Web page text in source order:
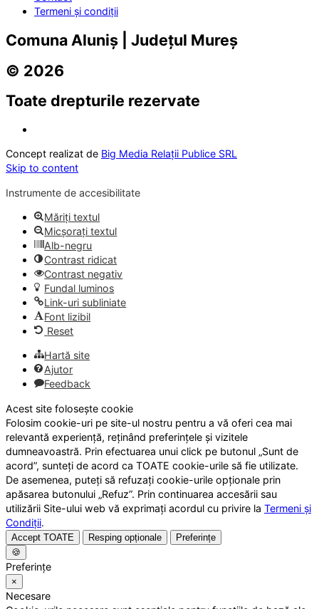
Termeni și condiții
Comuna Aluniș | Județul Mureș
© 2026
Toate drepturile rezervate
Concept realizat de Big Media Relații Publice SRL
Skip to content
Instrumente de accesibilitate
Măriți textul
Micșorați textul
Alb-negru
Contrast ridicat
Contrast negativ
Fundal luminos
Link-uri subliniate
Font lizibil
Reset
Hartă site
Ajutor
Feedback
Acest site folosește cookie
Folosim cookie-uri pe site-ul nostru pentru a vă oferi cea mai
relevantă experiență, reținând preferințele și vizitele
dumneavoastră. Prin efectuarea unui click pe butonul „Sunt de
acord”, sunteți de acord ca TOATE cookie-urile să fie utilizate.
De asemenea, puteți să refuzați cookie-urile opționale prin
apăsarea butonului „Refuz”. Prin continuarea accesării sau
utilizării Site-ului web vă exprimați acordul cu privire la Termeni și
Condiții.
Accept TOATE Resping opționale
Preferințe
🍪
Preferințe
×
Necesare